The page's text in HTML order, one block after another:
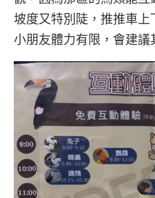
坡度又特別陡，推推車
小朋友體力有限，會建議